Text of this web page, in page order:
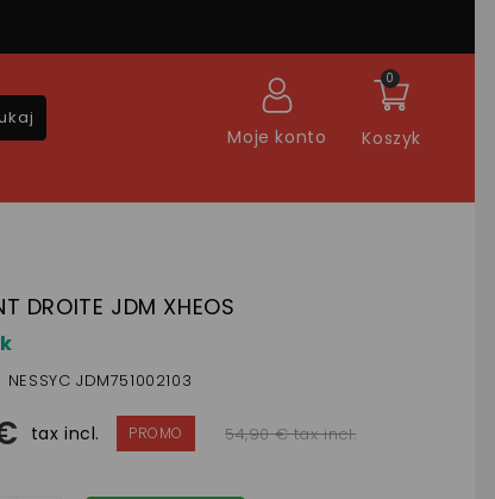
Koszyk
0
Moje konto
DROITE JDM XHEOS
NESSYC JDM751002103
tax incl. 54,90 € tax incl.